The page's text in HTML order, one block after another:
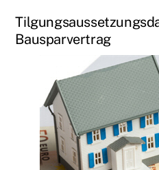
Bausparvertrag